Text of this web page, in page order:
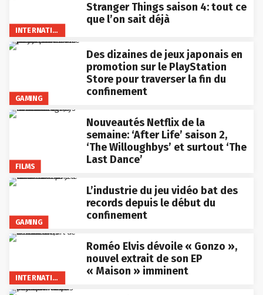
INTERNATIONAL
Stranger Things saison 4: tout ce
que l’on sait déjà
GAMING
Des dizaines de jeux japonais en
promotion sur le PlayStation
Store pour traverser la fin du
confinement
FILMS
Nouveautés Netflix de la
semaine: ‘After Life’ saison 2,
‘The Willoughbys’ et surtout ‘The
Last Dance’
GAMING
L’industrie du jeu vidéo bat des
records depuis le début du
confinement
INTERNATIONAL
Roméo Elvis dévoile « Gonzo »,
nouvel extrait de son EP
« Maison » imminent